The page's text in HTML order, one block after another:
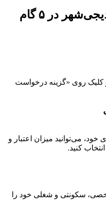
در ۵ گام
روی «گزینه درخواست
خود، می‌توانید میزان اعتبار و
کنید.
سکونتی و شغلی خود را